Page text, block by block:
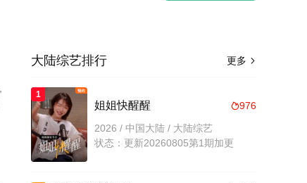
更多 
大陆综艺排行
1
976
姐姐快醒醒
2026 / 中国大陆 / 大陆综艺
状态：更新20260805第1期加更